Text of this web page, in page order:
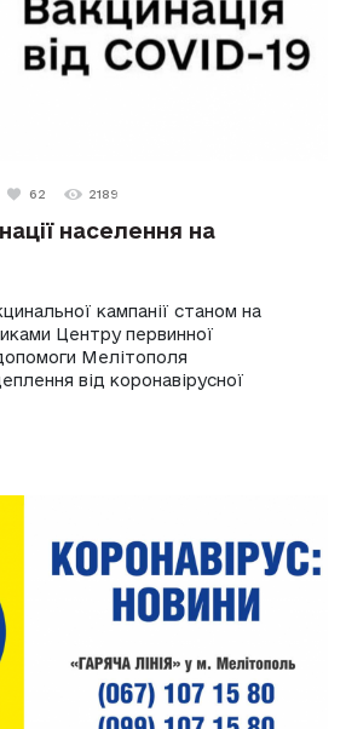
62 2189
населення на
кампанії станом на
Центру первинної
Мелітополя
від коронавірусної